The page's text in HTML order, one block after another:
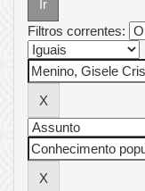
Filtros correntes: